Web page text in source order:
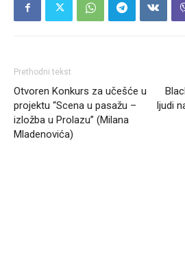
Prethodni tekst
Otvoren Konkurs za učešće u
projektu “Scena u pasažu –
izložba u Prolazu” (Milana
Mladenovića)
ljudi